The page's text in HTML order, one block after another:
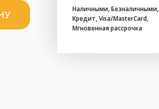
Наличными, Безналичными,
Кредит, Visa/MasterCard,
Мгновенная рассрочка